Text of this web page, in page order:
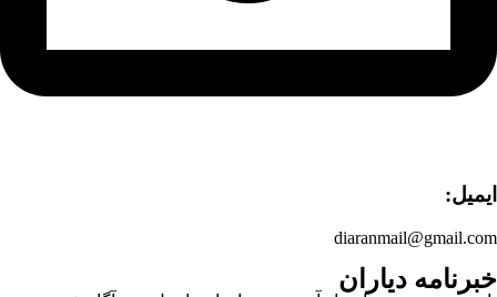
ایمیل:
diaranmail@gmail.com
خبرنامه دیاران